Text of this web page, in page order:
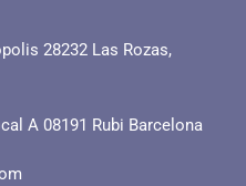
28232 Las Rozas,
A 08191 Rubi Barcelona